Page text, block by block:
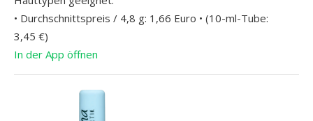
• Durchschnittspreis / 4,8 g: 1,66 Euro • (10-ml-Tube:
3,45 €)
In der App öffnen